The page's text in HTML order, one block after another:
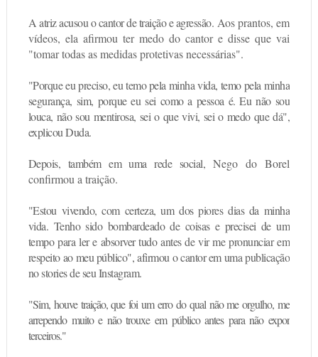
A atriz acusou o cantor de traição e agressão. Aos prantos, em
vídeos, ela afirmou ter medo do cantor e disse que vai
"tomar todas as medidas protetivas necessárias".
"Porque eu preciso, eu temo pela minha vida, temo pela minha
segurança, sim, porque eu sei como a pessoa é. Eu não sou
louca, não sou mentirosa, sei o que vivi, sei o medo que dá",
explicou Duda.
Depois, também em uma rede social,Nego do Borel
confirmou a traição.
"Estou vivendo, com certeza, um dos piores dias da minha
vida. Tenho sido bombardeado de coisas e precisei de um
tempo para ler e absorver tudo antes de vir me pronunciar em
respeito ao meu público", afirmou o cantor em uma publicação
no stories de seu Instagram.
"Sim, houve traição, que foi um erro do qual não me orgulho, me
arrependo muito e não trouxe em público antes para não expor
terceiros."